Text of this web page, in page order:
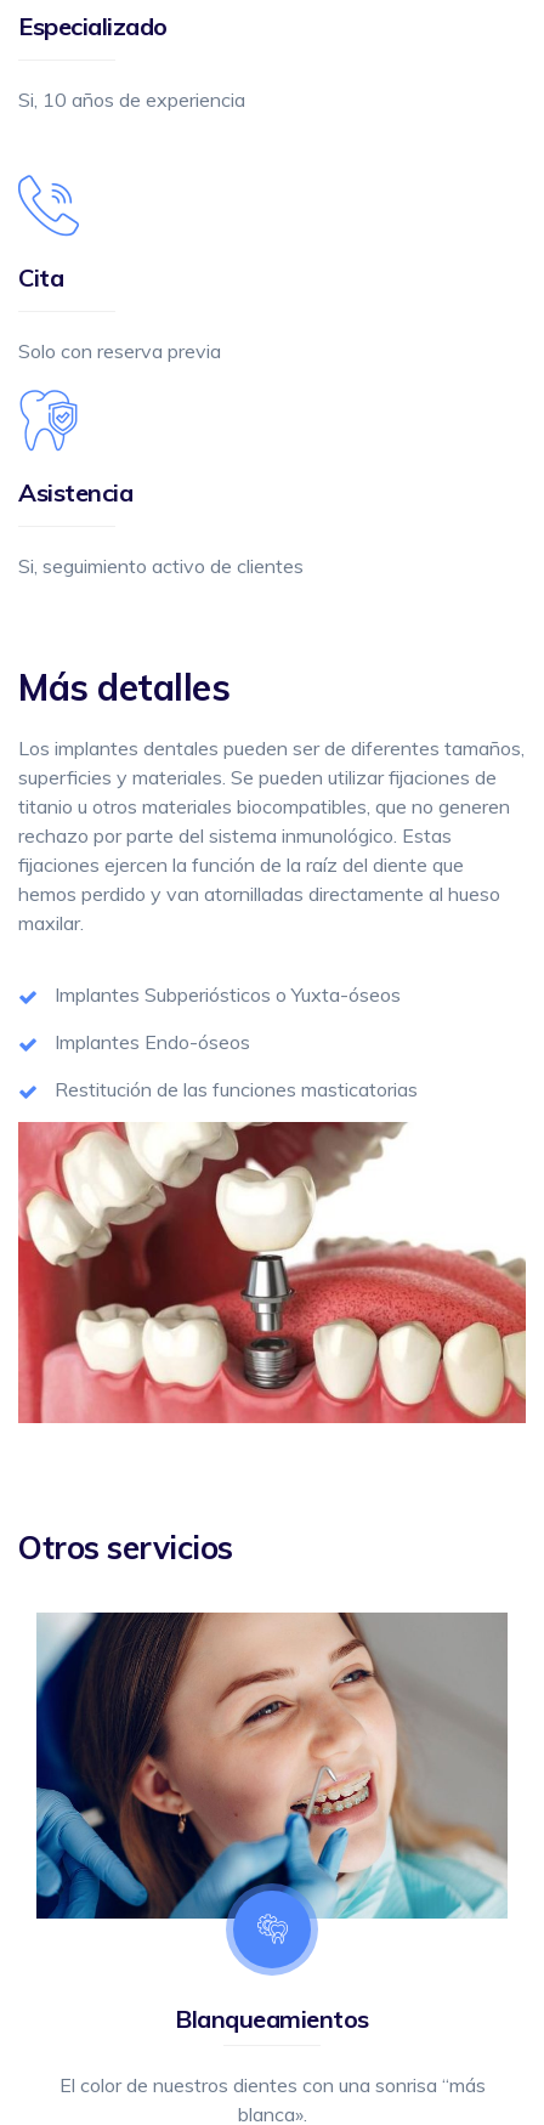
Especializado
Si, 10 años de experiencia
Cita
Solo con reserva previa
Asistencia
Si, seguimiento activo de clientes
Más detalles
Los implantes dentales pueden ser de diferentes tamaños,
superficies y materiales. Se pueden utilizar fijaciones de
titanio u otros materiales biocompatibles, que no generen
rechazo por parte del sistema inmunológico. Estas
fijaciones ejercen la función de la raíz del diente que
hemos perdido y van atornilladas directamente al hueso
maxilar.
Implantes Subperiósticos o Yuxta-óseos
Implantes Endo-óseos
Restitución de las funciones masticatorias
Otros servicios
Blanqueamientos
El color de nuestros dientes con una sonrisa “más
blanca».